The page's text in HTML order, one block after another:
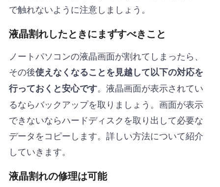
で触れないように注意しましょう。
液晶割れしたときにまずすべきこと
ノートパソコンの液晶画面が割れてしまったら、
その後使えなくなることを見越して以下の対応を
行っておくと安心です。液晶画面が表示されてい
るならバックアップを取りましょう。画面が表示
できないならハードディスクを取り出して必要な
データをコピーします。詳しい方法について紹介
していきます。
液晶割れの修理は可能